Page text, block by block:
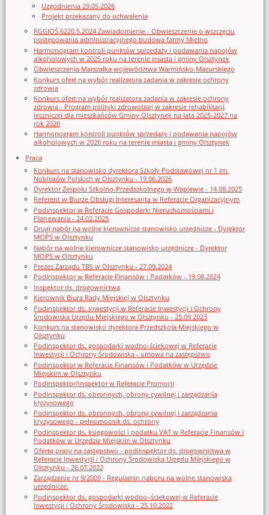
Uzgodnienia 29.05.2026
Projekt przekazany do uchwalenia
RGGIOŚ.6220.5.2024 Zawiadomienie - Obwieszczenie o wszczęciu
postępowania administracyjnego budowa farmy Mielno
Harmonogram kontroli punktów sprzedaży i podawania napojów
alkoholowych w 2025 roku na terenie miasta i gminy Olsztynek
Obwieszczenia Marszałka województwa Warmińsko-Mazurskiego
Konkurs ofert na wybór realizatora zadania w zakresie ochrony
zdrowia
Konkurs ofert na wybór realizatora zadania w zakresie ochrony
zdrowia - Program polityki zdrowotnej w zakresie rehabilitacji
leczniczej dla mieszkańców Gminy Olsztynek na lata 2025-2027 na
rok 2026
Harmonogram kontroli punktów sprzedaży i podawania napojów
alkoholowych w 2026 roku na terenie miasta i gminy Olsztynek
Praca
Konkurs na stanowisko dyrektora Szkoły Podstawowej nr 1 im.
Noblistów Polskich w Olsztynku - 19.06.2026
Dyrektor Zespołu Szkolno-Przedszkolnego w Waplewie - 14.08.2025
Referent w Biurze Obsługi Interesanta w Referacie Organizacyjnym
Podinspektor w Referacie Gospodarki Nieruchomościami i
Planowania - 24.02.2025
Drugi nabór na wolne kierownicze stanowisko urzędnicze - Dyrektor
MOPS w Olsztynku
Nabór na wolne kierownicze stanowisko urzędnicze - Dyrektor
MOPS w Olsztynku
Prezes Zarządu TBS w Olsztynku - 27.09.2024
Podinspektor w Referacie Finansów i Podatków - 19.08.2024
Inspektor ds. drogownictwa
Kierownik Biura Rady Miejskiej w Olsztynku
Podinspektor ds. inwestycji w Referacie Inwestycji i Ochrony
Środowiska Urzędu Miejskiego w Olsztynku - 25.09.2023
Konkurs na stanowisko dyrektora Przedszkola Miejskiego w
Olsztynku
Podinspektor ds. gospodarki wodno-ściekowej w Referacie
Inwestycji i Ochrony Środowiska - umowa na zastępstwo
Podinspektor w Referacie Finansów i Podatków w Urzędzie
Miejskim w Olsztynku
Podinspektor/inspektor w Referacie Promocji
Podinspektor ds. obronnych, obrony cywilnej i zarządzania
kryzysowego
Podinspektor ds. obronnych, obrony cywilnej i zarządzania
kryzysowego - pełnomocnik ds. ochrony
Podinspektor ds. księgowości i podatku VAT w Referacie Finansów i
Podatków w Urzędzie Miejskim w Olsztynku
Oferta pracy na zastępstwo - podinspektor ds. drogownictwa w
Referacie Inwestycji i Ochrony Środowiska Urzędu Miejskiego w
Olsztynku - 26.07.2022
Zarządzenie nr 9/2009 - Regulamin naboru na wolne stanowiska
urzędnicze.
Podinspektor ds. gospodarki wodno–ściekowej w Referacie
Inwestycji i Ochrony Środowiska - 25.10.2022